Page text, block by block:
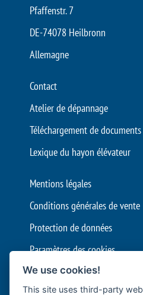
Pfaffenstr. 7
DE-74078 Heilbronn
Allemagne
Contact
Atelier de dépannage
Téléchargement de documents
Lexique du hayon élévateur
Mentions légales
Conditions générales de vente
Protection de données
Paramètres des cookies
Bär Cargolift compte parmi les
We use cookies!
This site uses third-party